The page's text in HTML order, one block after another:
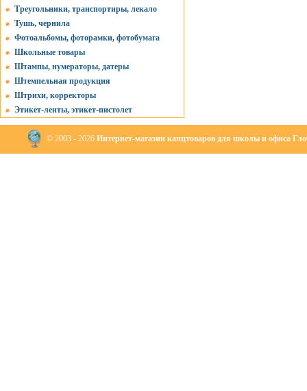
Треугольники, транспортиры, лекало
Тушь, чернила
Фотоальбомы, фоторамки, фотобумага
Школьные товары
Штампы, нумераторы, датеры
Штемпельная продукция
Штрихи, корректоры
Этикет-ленты, этикет-пистолет
© 2003 - 2026 Интернет-магазин канцтоваров для школы и офиса